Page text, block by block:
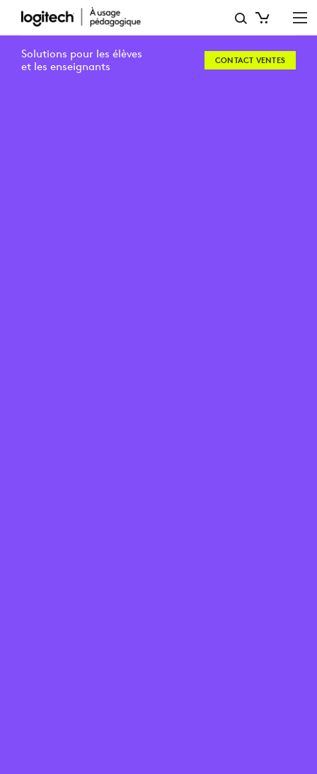
CHRISTIE
ELEMENTARY
SCHOOL
Solutions pour les élèves
et les enseignants
CONTACT VENTES